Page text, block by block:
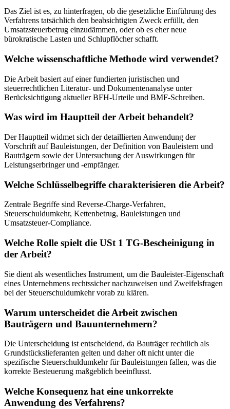
Das Ziel ist es, zu hinterfragen, ob die gesetzliche Einführung des
Verfahrens tatsächlich den beabsichtigten Zweck erfüllt, den
Umsatzsteuerbetrug einzudämmen, oder ob es eher neue
bürokratische Lasten und Schlupflöcher schafft.
Welche wissenschaftliche Methode wird verwendet?
Die Arbeit basiert auf einer fundierten juristischen und
steuerrechtlichen Literatur- und Dokumentenanalyse unter
Berücksichtigung aktueller BFH-Urteile und BMF-Schreiben.
Was wird im Hauptteil der Arbeit behandelt?
Der Hauptteil widmet sich der detaillierten Anwendung der
Vorschrift auf Bauleistungen, der Definition von Bauleistern und
Bauträgern sowie der Untersuchung der Auswirkungen für
Leistungserbringer und -empfänger.
Welche Schlüsselbegriffe charakterisieren die Arbeit?
Zentrale Begriffe sind Reverse-Charge-Verfahren,
Steuerschuldumkehr, Kettenbetrug, Bauleistungen und
Umsatzsteuer-Compliance.
Welche Rolle spielt die USt 1 TG-Bescheinigung in
der Arbeit?
Sie dient als wesentliches Instrument, um die Bauleister-Eigenschaft
eines Unternehmens rechtssicher nachzuweisen und Zweifelsfragen
bei der Steuerschuldumkehr vorab zu klären.
Warum unterscheidet die Arbeit zwischen
Bauträgern und Bauunternehmern?
Die Unterscheidung ist entscheidend, da Bauträger rechtlich als
Grundstückslieferanten gelten und daher oft nicht unter die
spezifische Steuerschuldumkehr für Bauleistungen fallen, was die
korrekte Besteuerung maßgeblich beeinflusst.
Welche Konsequenz hat eine unkorrekte
Anwendung des Verfahrens?